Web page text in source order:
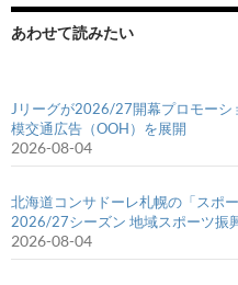
あわせて読みたい
Jリーグが2026/27開幕プロモー
模交通広告（OOH）を展開
2026-08-04
北海道コンサドーレ札幌の「スポ
2026/27シーズン 地域スポーツ振
2026-08-04